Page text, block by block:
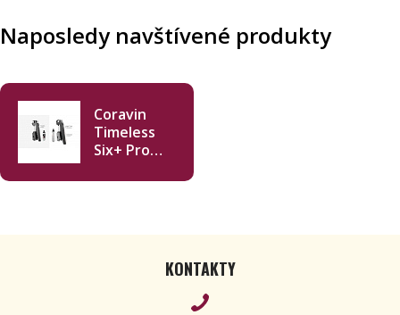
Naposledy navštívené produkty
Coravin
Timeless
Six+ Pro
Cup
KONTAKTY